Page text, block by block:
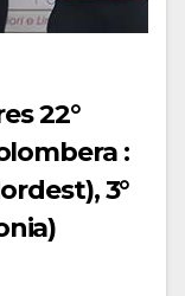
22°
:
3°